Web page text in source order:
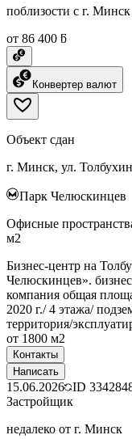
поблизости с г. Минск
от 86 400 ƃ
Конвертер валют
Объект сдан
г. Минск, ул.
Парк Челюскинцев
Офисные
м2
Бизнес-центр на
Челюскинцев».
компания общая
2020 г./ 4 этажа/
территория/
от 1800 м2
Контакты
Написать
15.06.2026 ID
Застройщик
недалеко от г. Минск